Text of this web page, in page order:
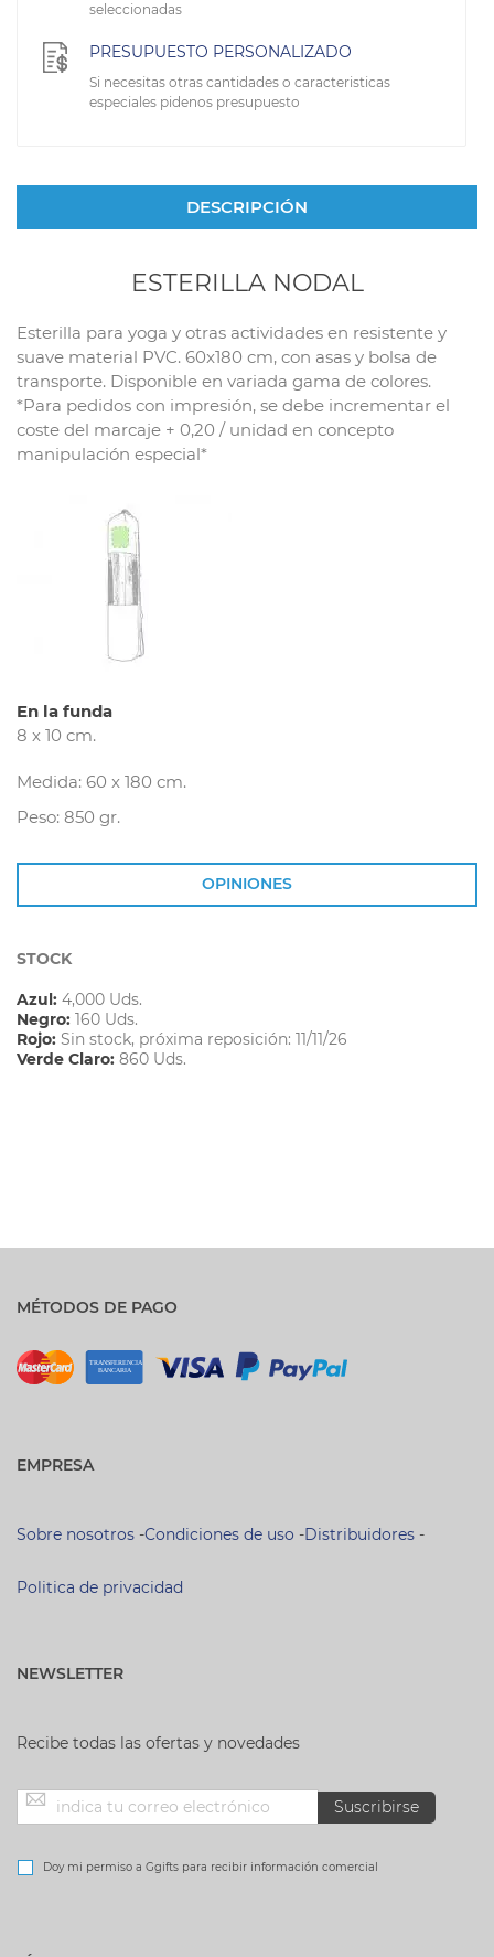
seleccionadas
PRESUPUESTO PERSONALIZADO
Si necesitas otras cantidades o caracteristicas
especiales pidenos presupuesto
DESCRIPCIÓN
ESTERILLA NODAL
Esterilla para yoga y otras actividades en resistente y
suave material PVC. 60x180 cm, con asas y bolsa de
transporte. Disponible en variada gama de colores.
*Para pedidos con impresión, se debe incrementar el
coste del marcaje + 0,20 / unidad en concepto
manipulación especial*
En la funda
8 x 10 cm.
Medida: 60 x 180 cm.
Peso: 850 gr.
OPINIONES
STOCK
Azul: 4,000 Uds.
Negro: 160 Uds.
Rojo: Sin stock, próxima reposición: 11/11/26
Verde Claro: 860 Uds.
MÉTODOS DE PAGO
EMPRESA
Sobre nosotros -Condiciones de uso -Distribuidores -
Politica de privacidad
NEWSLETTER
Recibe todas las ofertas y novedades
Inscríbase
a
Suscribirse
Doy mi permiso a Ggifts para recibir información comercial